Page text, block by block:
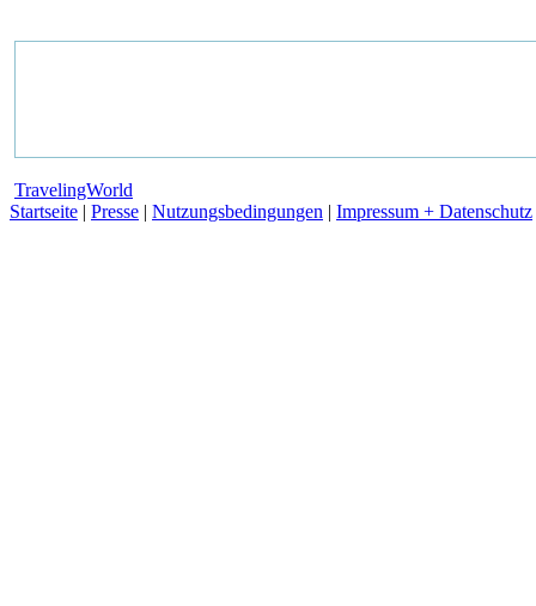
TravelingWorld
Startseite | Presse | Nutzungsbedingungen | Impressum + Datenschutz